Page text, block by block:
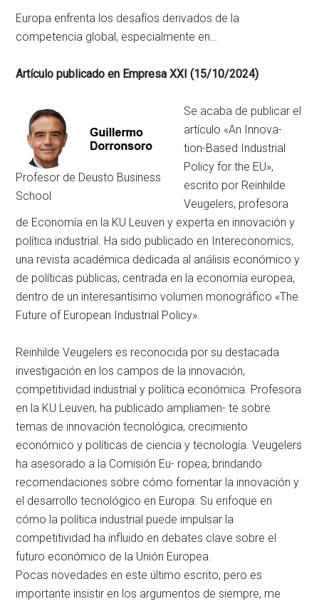
Europa enfrenta los desafíos derivados de la
competencia global, especialmente en…
Artículo publicado en Empresa XXI (15/10/2024)
Profesor de Deusto Business
School
Se acaba de publicar el
artículo «An Innova-
tion-Based Industrial
Policy for the EU»,
escrito por Reinhilde
Veugelers, profesora
de Economía en la KU Leuven y experta en innovación y
política industrial. Ha sido publicado en Intereconomics,
una revista académica dedicada al análisis económico y
de políticas públicas, centrada en la economía europea,
dentro de un interesantísimo volumen monográfico «The
Future of European Industrial Policy».
Reinhilde Veugelers es reconocida por su destacada
investigación en los campos de la innovación,
competitividad industrial y política económica. Profesora
en la KU Leuven, ha publicado ampliamen- te sobre
temas de innovación tecnológica, crecimiento
económico y políticas de ciencia y tecnología. Veugelers
ha asesorado a la Comisión Eu- ropea, brindando
recomendaciones sobre cómo fomentar la innovación y
el desarrollo tecnológico en Europa. Su enfoque en
cómo la política industrial puede impulsar la
competitividad ha influido en debates clave sobre el
futuro económico de la Unión Europea.
Pocas novedades en este último escrito, pero es
importante insistir en los argumentos de siempre, me